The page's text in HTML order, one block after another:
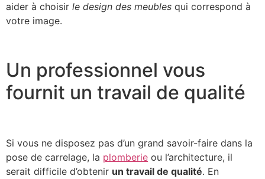
aider à choisir le design des meubles qui correspond à
votre image.
Un professionnel vous
fournit un travail de qualité
Si vous ne disposez pas d’un grand savoir-faire dans la
pose de carrelage, la plomberie ou l’architecture, il
serait difficile d’obtenir un travail de qualité. En